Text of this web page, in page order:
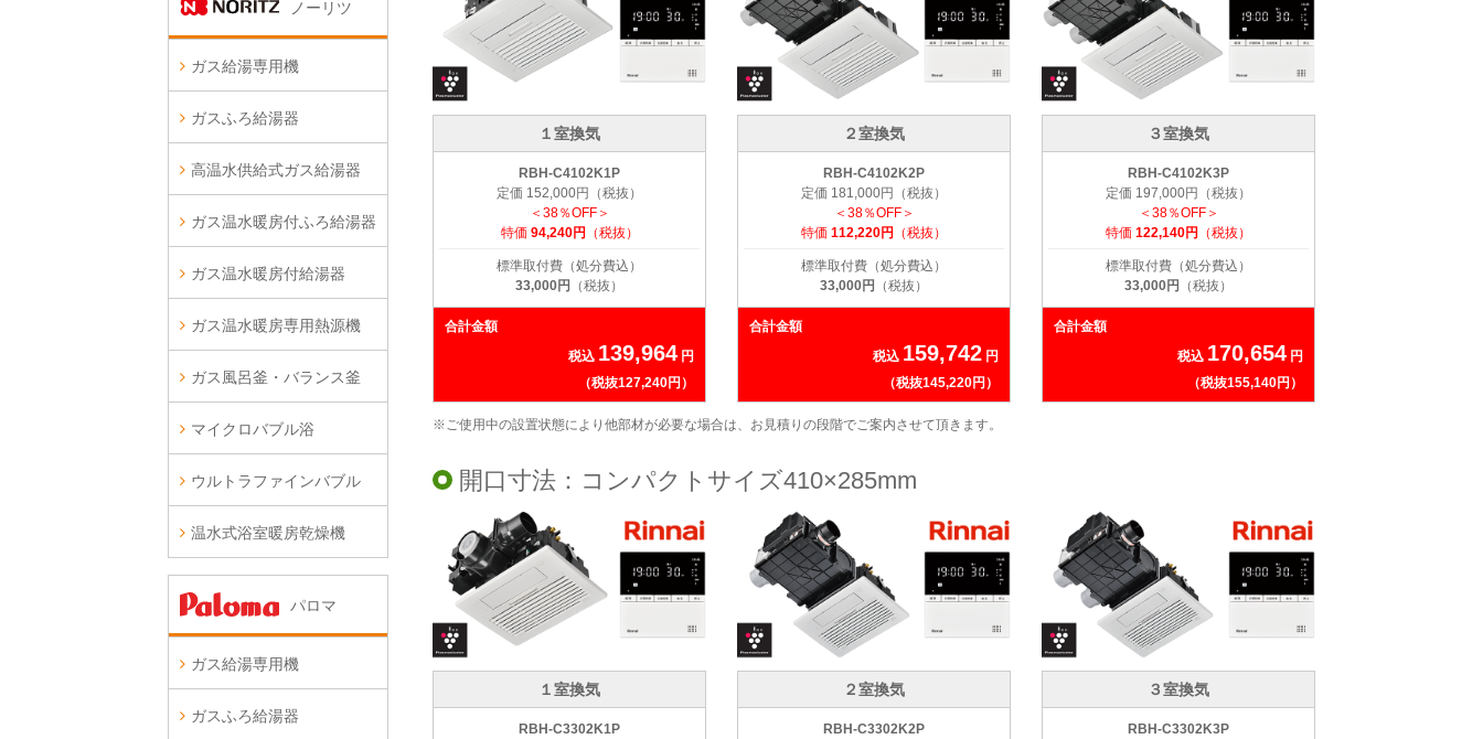
１室換気
RBH-C4102K1P
定価 152,000円（税抜）
＜38％OFF＞
特価 94,240円 （税抜）
標準取付費（処分費込）
33,000円
（税抜）
合計金額
税込 139,964 円
（税抜127,240円）
２室換気
RBH-C4102K2P
定価 181,000円（税抜）
＜38％OFF＞
特価 112,220円 （税抜）
標準取付費（処分費込）
33,000円
（税抜）
合計金額
税込 159,742 円
（税抜145,220円）
３室換気
RBH-C4102K3P
定価 197,000円（税抜）
＜38％OFF＞
特価 122,140円 （税抜）
標準取付費（処分費込）
33,000円
（税抜）
合計金額
税込 170,654 円
（税抜155,140円）
※ご使用中の設置状態により他部材が必要な場合は、お見積りの段階でご案内させて頂きます。
開口寸法：コンパクトサイズ410×285mm
１室換気
RBH-C3302K1P
２室換気
RBH-C3302K2P
３室換気
RBH-C3302K3P
ノーリツ
ガス給湯専用機
ガスふろ給湯器
高温水供給式ガス給湯器
ガス温水暖房付ふろ給湯器
ガス温水暖房付給湯器
ガス温水暖房専用熱源機
ガス風呂釜・バランス釜
マイクロバブル浴
ウルトラファインバブル
温水式浴室暖房乾燥機
パロマ
ガス給湯専用機
ガスふろ給湯器